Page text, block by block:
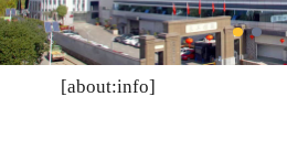
[about:info]